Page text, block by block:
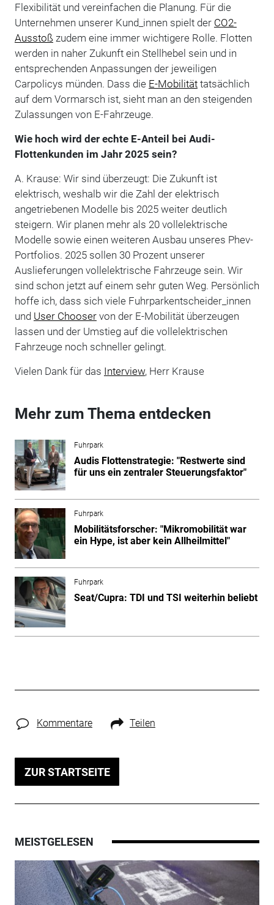
Flexibilität und vereinfachen die Planung. Für die
Unternehmen unserer Kund_innen spielt der CO2-
Ausstoß zudem eine immer wichtigere Rolle. Flotten
werden in naher Zukunft ein Stellhebel sein und in
entsprechenden Anpassungen der jeweiligen
Carpolicys münden. Dass die E-Mobilitättatsächlich
auf dem Vormarsch ist, sieht man an den steigenden
Zulassungen von E-Fahrzeuge.
Wie hoch wird der echte E-Anteil bei Audi-
Flottenkunden im Jahr 2025 sein?
A. Krause: Wir sind überzeugt: Die Zukunft ist
elektrisch, weshalb wir die Zahl der elektrisch
angetriebenen Modelle bis 2025 weiter deutlich
steigern. Wir planen mehr als 20 vollelektrische
Modelle sowie einen weiteren Ausbau unseres Phev-
Portfolios. 2025 sollen 30 Prozent unserer
Auslieferungen vollelektrische Fahrzeuge sein. Wir
sind schon jetzt auf einem sehr guten Weg. Persönlich
hoffe ich, dass sich viele Fuhrparkentscheider_innen
und User Chooservon der E-Mobilität überzeugen
lassen und der Umstieg auf die vollelektrischen
Fahrzeuge noch schneller gelingt.
Vielen Dank für das Interview, Herr Krause
Mehr zum Thema entdecken
Fuhrpark
Audis Flottenstrategie: "Restwerte sind
für uns ein zentraler Steuerungsfaktor"
Fuhrpark
Mobilitätsforscher: "Mikromobilität war
ein Hype, ist aber kein Allheilmittel"
Fuhrpark
Seat/Cupra: TDI und TSI weiterhin beliebt
Kommentare Teilen
ZUR STARTSEITE
MEISTGELESEN